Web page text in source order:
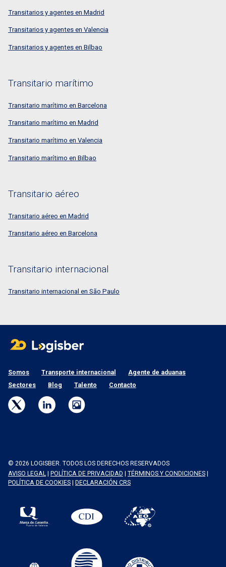
Transitarios y agentes en Madrid
Transitarios y agentes en Valencia
Transitarios y agentes en Bilbao
Transitario marítimo
Transitario marítimo en Barcelona
Transitario marítimo en Madrid
Transitario marítimo en Valencia
Transitario marítimo en Bilbao
Transitario aéreo
Transitario aéreo en Madrid
Transitario aéreo en Barcelona
Transitario internacional
Transitario internacional en São Paulo
Somos Transporte internacional
Agente de aduanas
Sectores
Blog Talento Contacto
© 2026 LOGISBER. TODOS LOS DERECHOS RESERVADOS
AVISO LEGAL | POLÍTICA DE PRIVACIDAD | TÉRMINOS Y CONDICIONES |
POLÍTICA DE COOKIES | DECLARACIÓN CRS